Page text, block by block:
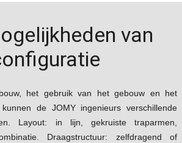
van
het gebruik van het gebouw en het
de JOMY ingenieurs verschillende
Layout: in lijn, gekruiste traparmen,
Draagstructuur: zelfdragend of